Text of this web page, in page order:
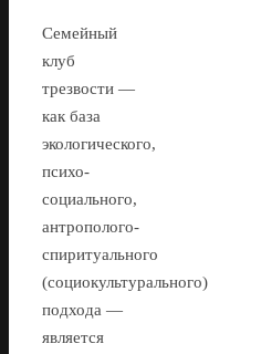
Семейный
клуб
трезвости —
как база
экологического,
психо-
социального,
антрополого-
спиритуального
(социокультурального)
подхода —
является